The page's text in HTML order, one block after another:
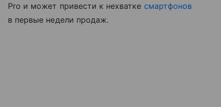
Pro и может привести к нехватке смартфонов
в первые недели продаж.